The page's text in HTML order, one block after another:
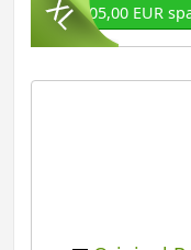
105,00 EUR